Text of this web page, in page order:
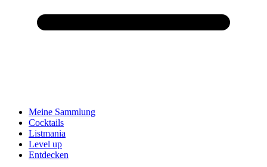
Meine Sammlung
Cocktails
Listmania
Level up
Entdecken